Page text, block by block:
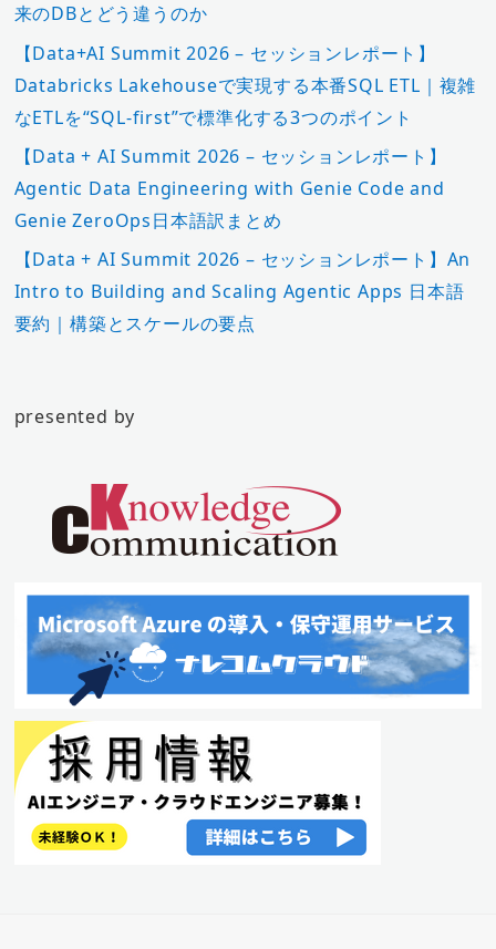
来のDBとどう違うのか
【Data+AI Summit 2026 – セッションレポート】
Databricks Lakehouseで実現する本番SQL ETL｜複雑
なETLを“SQL-first”で標準化する3つのポイント
【Data + AI Summit 2026 – セッションレポート】
Agentic Data Engineering with Genie Code and
Genie ZeroOps日本語訳まとめ
【Data + AI Summit 2026 – セッションレポート】An
Intro to Building and Scaling Agentic Apps 日本語
要約｜構築とスケールの要点
presented by